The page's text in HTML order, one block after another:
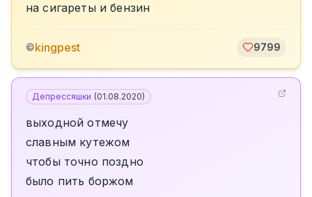
на сигареты и бензин
©kingpest 9799
Депрессяшки (01.08.2020)
выходной отмечу
славным кутежом
чтобы точно поздно
было пить боржом